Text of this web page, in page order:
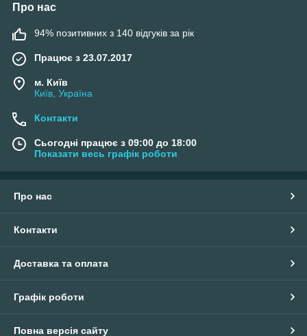
Про нас
94% позитивних з 140 відгуків за рік
Працює з 23.07.2017
м. Київ
Київ, Україна
Контакти
Сьогодні працює з 09:00 до 18:00
Показати весь графік роботи
Про нас
Контакти
Доставка та оплата
Графік роботи
Повна версія сайту